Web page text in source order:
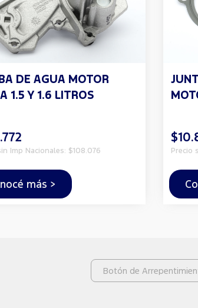
DE AGUA MOTOR
1.5 Y 1.6 LITROS
Imp Nacionales: $108.076
más >
Precio
Botón de